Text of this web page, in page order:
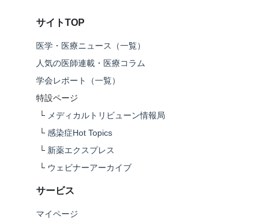
サイトTOP
医学・医療ニュース（一覧）
人気の医師連載・医療コラム
学会レポート（一覧）
特設ページ
└ メディカルトリビューン情報局
└ 感染症Hot Topics
└ 新薬エクスプレス
└ ウェビナーアーカイブ
サービス
マイページ